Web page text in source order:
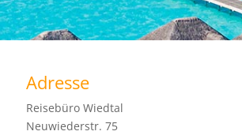
Adresse
Reisebüro Wiedtal
Neuwiederstr. 75